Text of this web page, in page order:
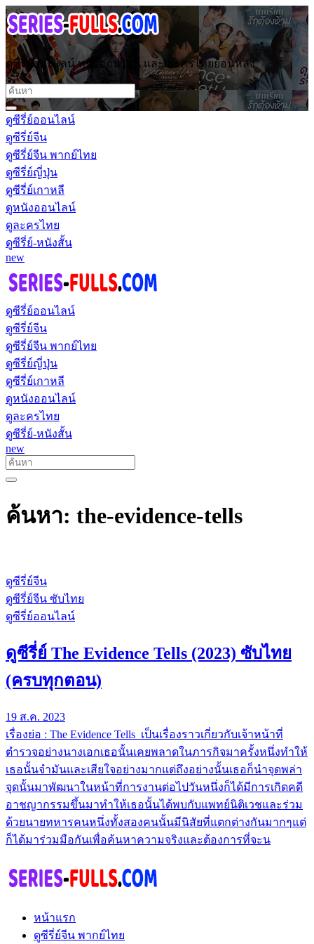
ดูซีรี่ย์ออนไลน์ หนังออนไลน์ และ ละครไทยย้อนหลัง
ดูซีรี่ย์ออนไลน์
ดูซีรี่ย์จีน
ดูซีรี่ย์จีน พากย์ไทย
ดูซีรี่ย์ญี่ปุ่น
ดูซีรี่ย์เกาหลี
ดูหนังออนไลน์
ดูละครไทย
ดูซีรี่ย์-หนังสั้น
new
ดูซีรี่ย์ออนไลน์
ดูซีรี่ย์จีน
ดูซีรี่ย์จีน พากย์ไทย
ดูซีรี่ย์ญี่ปุ่น
ดูซีรี่ย์เกาหลี
ดูหนังออนไลน์
ดูละครไทย
ดูซีรี่ย์-หนังสั้น
new
ค้นหา: the-evidence-tells
ดูซีรี่ย์จีน
ดูซีรี่ย์จีน ซับไทย
ดูซีรี่ย์ออนไลน์
ดูซีรี่ย์ The Evidence Tells (2023) ซับไทย
(ครบทุกตอน)
19 ส.ค. 2023
เรื่องย่อ : The Evidence Tells เป็นเรื่องราวเกี่ยวกับเจ้าหน้าที่
ตำรวจอย่างนางเอกเธอนั้นเคยพลาดในภารกิจมาครั้งหนึ่งทำให้
เธอนั้นจำมันและเสียใจอย่างมากแต่ถึงอย่างนั้นเธอก็นำจุดพล่า
จุดนั้นมาพัฒนาในหน้าที่การงานต่อไปวันหนึ่งก็ได้มีการเกิดคดี
อาชญากรรมขึ้นมาทำให้เธอนั้นได้พบกับแพทย์นิติเวชและร่วม
ด้วยนายทหารคนหนึ่งทั้งสองคนนั้นมีนิสัยที่แตกต่างกันมากๆแต่
ก็ได้มาร่วมมือกันเพื่อค้นหาความจริงและต้องการที่จะน
หน้าแรก
ดูซีรี่ย์จีน พากย์ไทย